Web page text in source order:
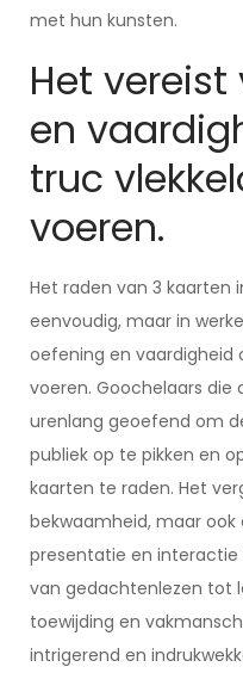
met hun kunsten.
Het
en
truc
voeren.
Het raden van 3 kaarten
eenvoudig, maar in
oefening en vaardigheid
voeren. Goochelaars die
urenlang geoefend om
publiek op te pikken en
kaarten te raden. Het
bekwaamheid, maar
presentatie en
van gedachtenlezen tot
toewijding en
intrigerend en